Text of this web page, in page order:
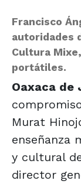
Francisco
autoridades
Cultura
portátiles.
Oaxaca de
Murat
enseñanza
y cultural
director